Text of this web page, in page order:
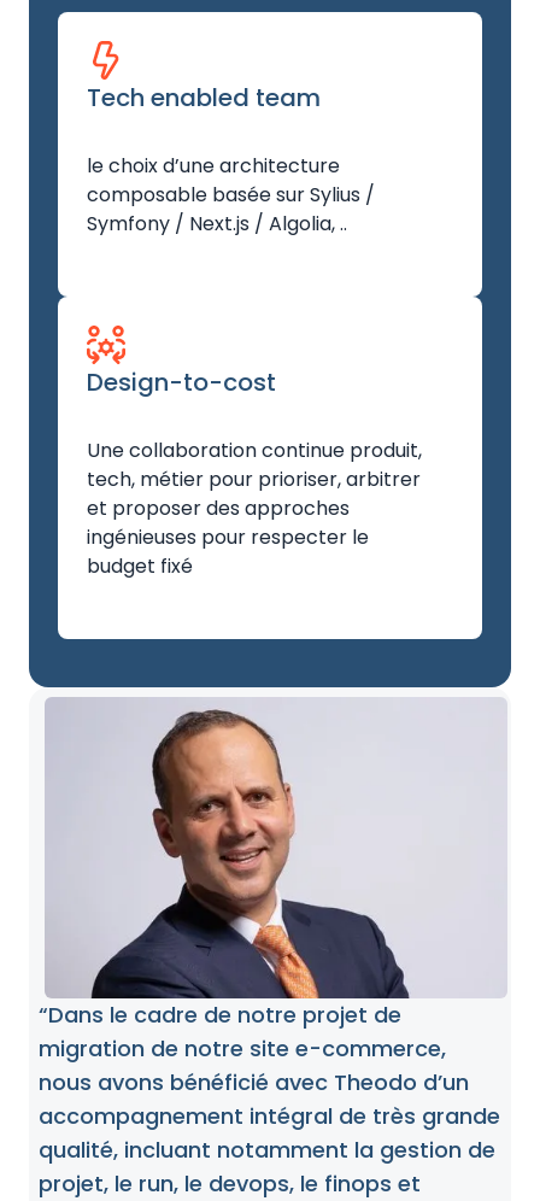
Tech enabled team
le choix d’une architecture
composable basée sur Sylius /
Symfony / Next.js / Algolia, ..
Design-to-cost
Une collaboration continue produit,
tech, métier pour prioriser, arbitrer
et proposer des approches
ingénieuses pour respecter le
budget fixé
“Dans le cadre de notre projet de
migration de notre site e-commerce,
nous avons bénéficié avec Theodo d’un
accompagnement intégral de très grande
qualité, incluant notamment la gestion de
projet, le run, le devops, le finops et